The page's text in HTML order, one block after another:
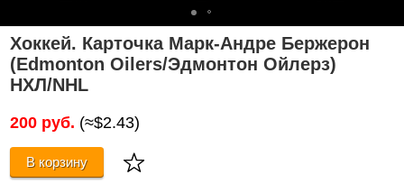
Хоккей. Карточка Марк-Андре Бержерон
(Edmonton Oilers/Эдмонтон Ойлерз)
НХЛ/NHL
200 руб. (≈$2.43)
В корзину